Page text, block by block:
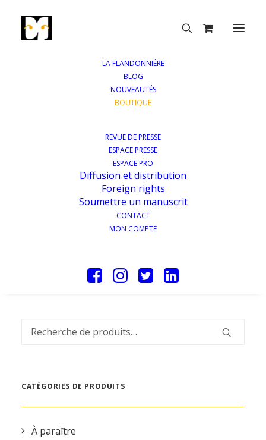
LA FLANDONNIÈRE
BLOG
NOUVEAUTÉS
BOUTIQUE
REVUE DE PRESSE
ESPACE PRESSE
ESPACE PRO
Diffusion et distribution
Foreign rights
Soumettre un manuscrit
CONTACT
MON COMPTE
BOUTIQUE
Recherche
CATÉGORIES DE PRODUITS
À paraître